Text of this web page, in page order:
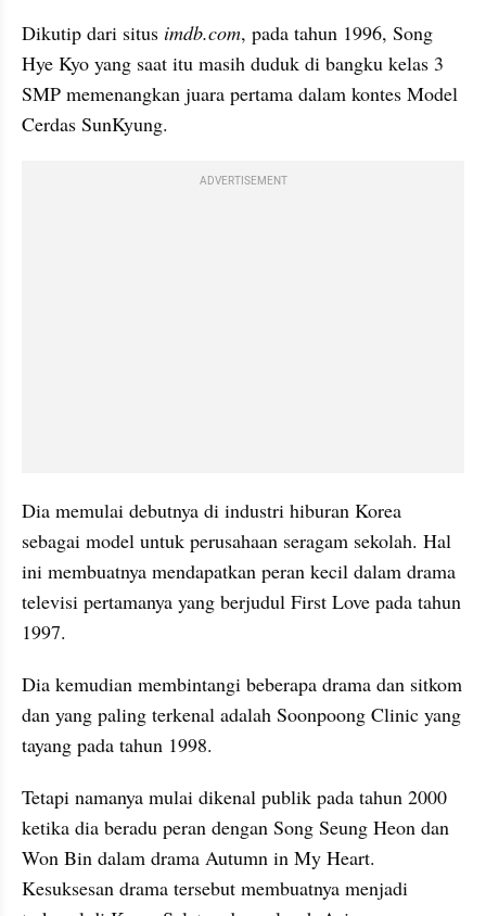
Dikutip dari situs imdb.com, pada tahun 1996, Song
Hye Kyo yang saat itu masih duduk di bangku kelas 3
SMP memenangkan juara pertama dalam kontes Model
Cerdas SunKyung.
ADVERTISEMENT
Dia memulai debutnya di industri hiburan Korea
sebagai model untuk perusahaan seragam sekolah. Hal
ini membuatnya mendapatkan peran kecil dalam drama
televisi pertamanya yang berjudul First Love pada tahun
1997.
Dia kemudian membintangi beberapa drama dan sitkom
dan yang paling terkenal adalah Soonpoong Clinic yang
tayang pada tahun 1998.
Tetapi namanya mulai dikenal publik pada tahun 2000
ketika dia beradu peran dengan Song Seung Heon dan
Won Bin dalam drama Autumn in My Heart.
Kesuksesan drama tersebut membuatnya menjadi